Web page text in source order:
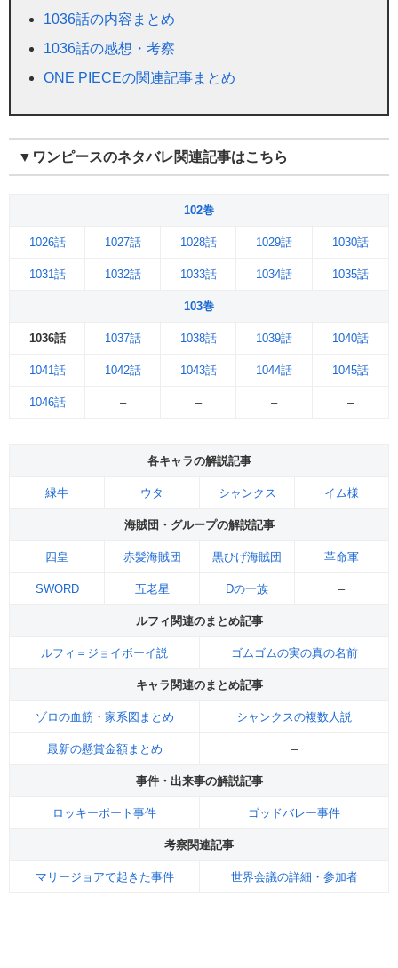
1036話の内容まとめ
1036話の感想・考察
ONE PIECEの関連記事まとめ
▼ワンピースのネタバレ関連記事はこちら
102巻
1026話 1027話 1028話 1029話 1030話
1031話 1032話 1033話 1034話 1035話
103巻
1036話 1037話 1038話 1039話 1040話
1041話 1042話 1043話 1044話 1045話
1046話 – – – –
各キャラの解説記事
緑牛 ウタ シャンクス イム様
海賊団・グループの解説記事
四皇 赤髪海賊団 黒ひげ海賊団 革命軍
SWORD 五老星 Dの一族 –
ルフィ関連のまとめ記事
ルフィ＝ジョイボーイ説 ゴムゴムの実の真の名前
キャラ関連のまとめ記事
ゾロの血筋・家系図まとめ シャンクスの複数人説
最新の懸賞金額まとめ –
事件・出来事の解説記事
ロッキーポート事件 ゴッドバレー事件
考察関連記事
マリージョアで起きた事件 世界会議の詳細・参加者